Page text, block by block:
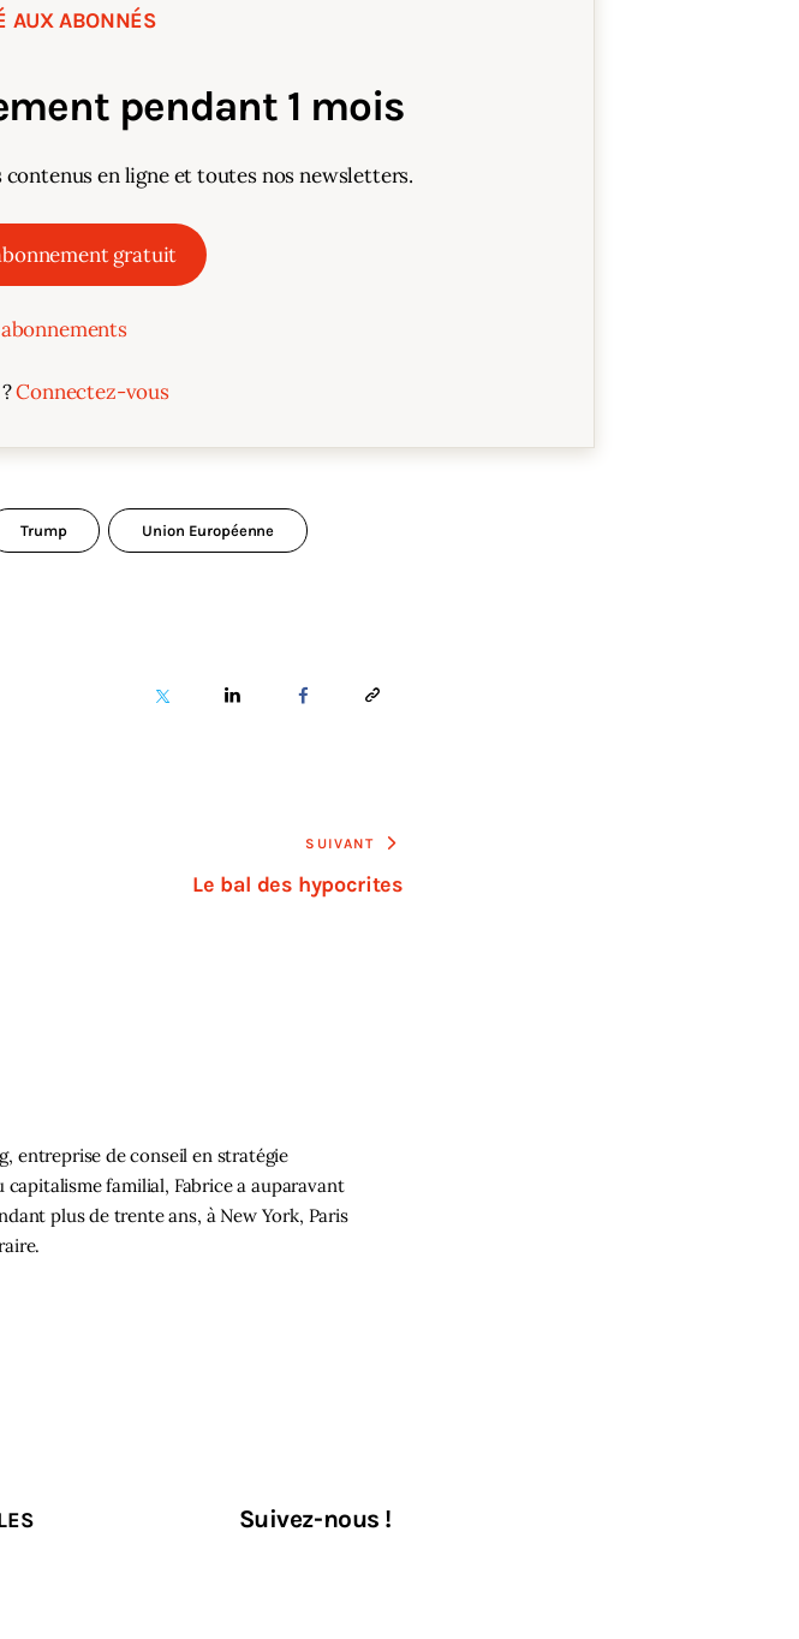
AUX ABONNÉS
pendant 1 mois
en ligne et toutes nos newsletters.
gratuit
?Connectez-vous
Trump Union Européenne
SUIVANT
Le bal des hypocrites
entreprise de conseil en stratégie
capitalisme familial, Fabrice a auparavant
plus de trente ans, à New York, Paris
Suivez-nous !